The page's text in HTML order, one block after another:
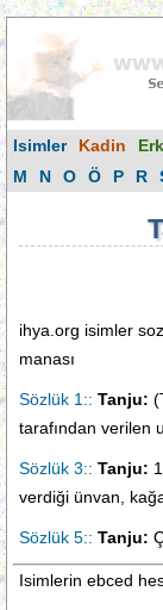
Isimler Kadin
M
N O Ö P R
ihya.org isimler
manası
Sözlük 1:: Tanju:
tarafından verilen
Sözlük 3:: Tanju:
verdiği ünvan,
Sözlük 5:: Tanju:
Isimlerin ebced